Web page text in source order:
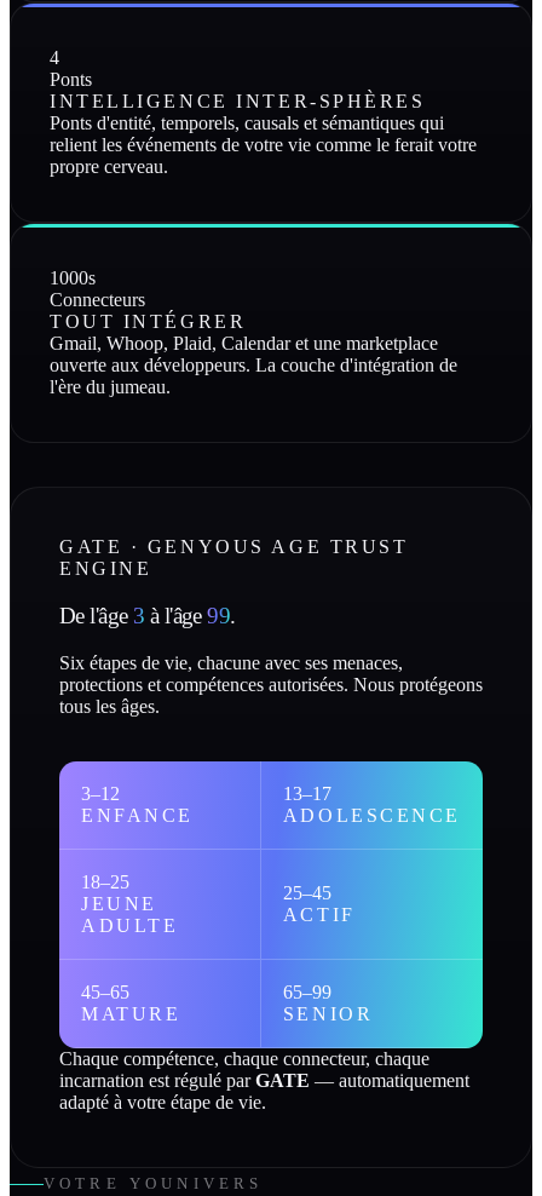
4
Ponts
INTELLIGENCE INTER-SPHÈRES
Ponts d'entité, temporels, causals et sémantiques qui
relient les événements de votre vie comme le ferait votre
propre cerveau.
1000s
Connecteurs
TOUT INTÉGRER
Gmail, Whoop, Plaid, Calendar et une marketplace
ouverte aux développeurs. La couche d'intégration de
l'ère du jumeau.
GATE · GENYOUS AGE TRUST
ENGINE
De l'âge 3 à l'âge99.
Six étapes de vie, chacune avec ses menaces,
protections et compétences autorisées. Nous protégeons
tous les âges.
3–12
ENFANCE
13–17
ADOLESCENCE
18–25
JEUNE
ADULTE
25–45
ACTIF
45–65
MATURE
65–99
SENIOR
Chaque compétence, chaque connecteur, chaque
incarnation est régulé parGATE — automatiquement
adapté à votre étape de vie.
VOTRE YOUNIVERS